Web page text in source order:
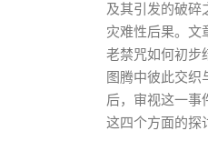
及其引发的破碎
灾难性后果。文
老禁咒如何初步
图腾中彼此交织
后，审视这一事
这四个方面的探